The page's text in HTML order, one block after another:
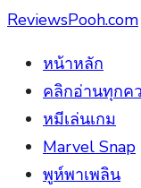
ReviewsPooh.com
หน้าหลัก
คลิกอ่านทุกค
หมีเล่นเกม
Marvel Snap
พูห์พาเพลิน